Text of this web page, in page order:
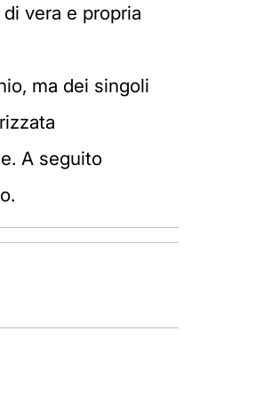
vera e propria
ma dei singoli
A seguito